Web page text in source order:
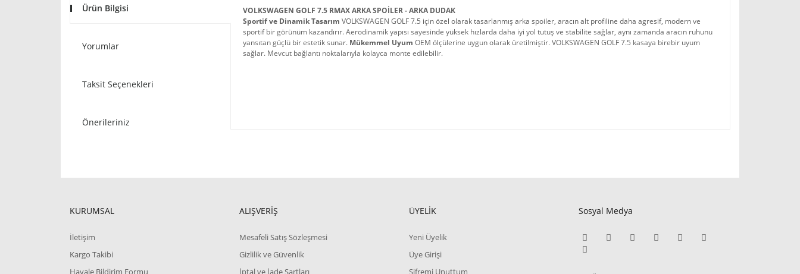
Ürün Bilgisi
Yorumlar
Taksit Seçenekleri
Önerileriniz
VOLKSWAGEN GOLF 7.5 RMAX ARKA SPOİLER - ARKA DUDAK
Sportif ve Dinamik Tasarım VOLKSWAGEN GOLF 7.5 için özel olarak tasarlanmış arka spoiler, aracın alt profiline daha agresif, modern ve
sportif bir görünüm kazandırır. Aerodinamik yapısı sayesinde yüksek hızlarda daha iyi yol tutuş ve stabilite sağlar, aynı zamanda aracın ruhunu
yansıtan güçlü bir estetik sunar. Mükemmel Uyum OEM ölçülerine uygun olarak üretilmiştir. VOLKSWAGEN GOLF 7.5 kasaya birebir uyum
sağlar. Mevcut bağlantı noktalarıyla kolayca monte edilebilir.
KURUMSAL
İletişim
Kargo Takibi
Havale Bildirim Formu
ALIŞVERİŞ
Mesafeli Satış Sözleşmesi
Gizlilik ve Güvenlik
İptal ve İade Şartları
ÜYELİK
Yeni Üyelik
Üye Girişi
Şifremi Unuttum
Sosyal Medya